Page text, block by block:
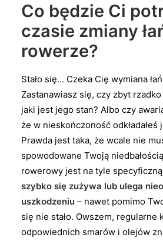
Co będzie Ci
czasie zmiany
rowerze?
Stało się… Czeka Cię wymiana
Zastanawiasz się, czy zbyt
jaki jest jego stan? Albo czy
że w nieskończoność
Prawda jest taka, że wcale nie
spowodowane Twoją
rowerowy jest na tyle
szybko się zużywa lub ulega
uszkodzeniu – nawet pomimo
się nie stało. Owszem, regularne
odpowiednich smarów i olejów